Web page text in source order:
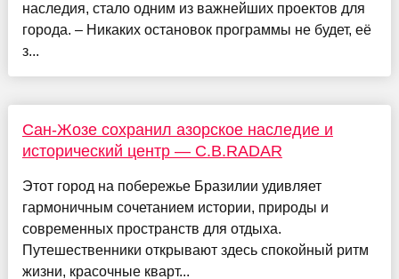
наследия, стало одним из важнейших проектов для
города. – Никаких остановок программы не будет, её
з...
Сан-Жозе сохранил азорское наследие и
исторический центр — C.B.RADAR
Этот город на побережье Бразилии удивляет
гармоничным сочетанием истории, природы и
современных пространств для отдыха.
Путешественники открывают здесь спокойный ритм
жизни, красочные кварт...